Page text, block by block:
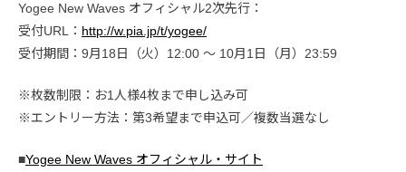
Yogee New Waves オフィシャル2次先行：
受付URL： http://w.pia.jp/t/yogee/
受付期間：9月18日（火）12:00 〜 10月1日（月）23:59
※枚数制限：お1人様4枚まで申し込み可
※エントリー方法：第3希望まで申込可／複数当選なし
■Yogee New Waves オフィシャル・サイト